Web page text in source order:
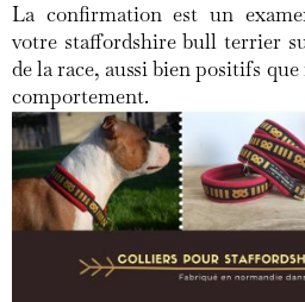
La confirmation est un
votre staffordshire bull terrier
de la race, aussi bien positifs
comportement.